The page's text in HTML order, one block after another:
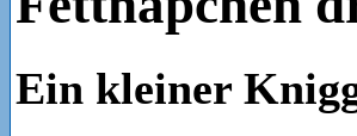
Ein kleiner